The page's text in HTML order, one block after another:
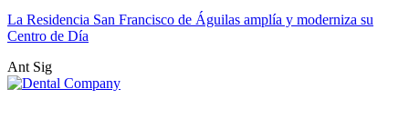
La Residencia San Francisco de Águilas amplía y moderniza su
Centro de Día
Ant Sig